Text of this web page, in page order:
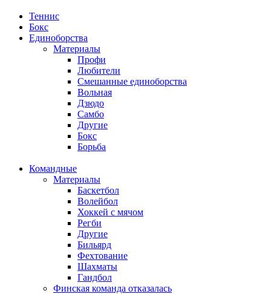
Теннис
Бокс
Единоборства
Материалы
Профи
Любители
Смешанные единоборства
Вольная
Дзюдо
Самбо
Другие
Бокс
Борьба
Командные
Материалы
Баскетбол
Волейбол
Хоккей с мячом
Регби
Другие
Бильярд
Фехтование
Шахматы
Гандбол
Финская команда отказалась